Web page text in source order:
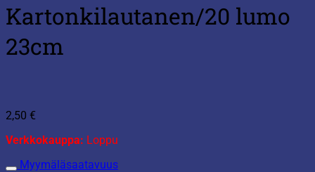
Kartonkilautanen/20 lumo
23cm
2,50 €
Verkkokauppa: Loppu
Myymäläsaatavuus